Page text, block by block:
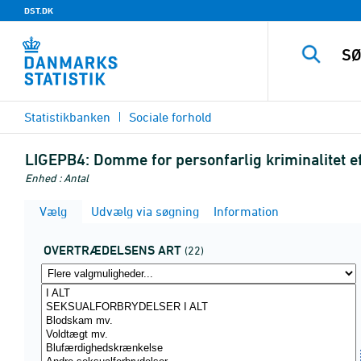
DST.DK
Statistikbanken Sociale forhold
LIGEPB4: Domme for personfarlig kriminalitet
Enhed : Antal
Vælg Udvælg via søgning Information
OVERTRÆDELSENS ART (22)